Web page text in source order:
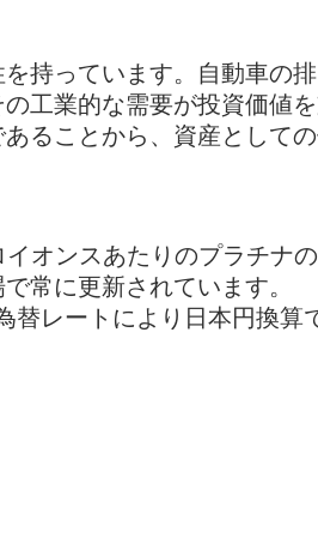
持っています。自動車の
工業的な需要が投資価値を
ることから、資産として
オンスあたりのプラチナ
常に更新されています。
レートにより日本円換算